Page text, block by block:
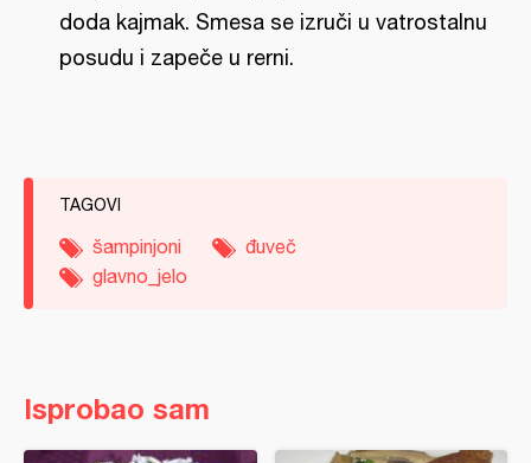
doda kajmak. Smesa se izruči u vatrostalnu
posudu i zapeče u rerni.
TAGOVI
šampinjoni
đuveč
glavno_jelo
Isprobao sam